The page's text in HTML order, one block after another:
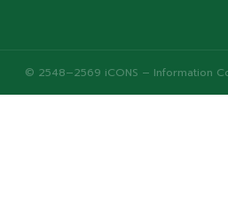
© 2548–2569 iCONS – Information